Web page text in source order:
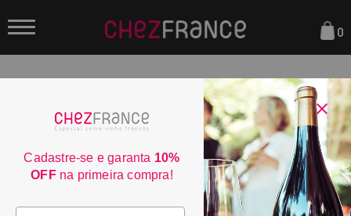
0
ORDENAR POR:
Cadastre-se e garanta 10%
OFFna primeira compra!